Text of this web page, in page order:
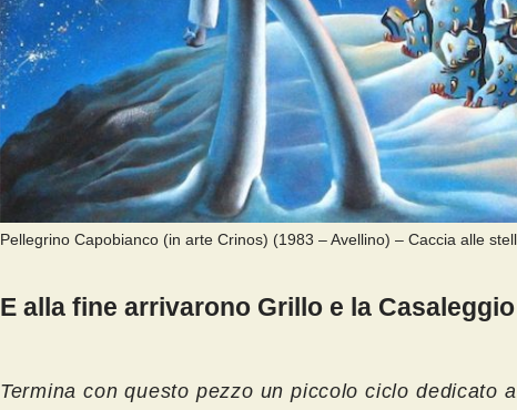
Pellegrino Capobianco (in arte Crinos) (1983 – Avellino) – Caccia alle
E alla fine arrivarono Grillo e la
Termina con questo pezzo un piccolo ciclo dedicato